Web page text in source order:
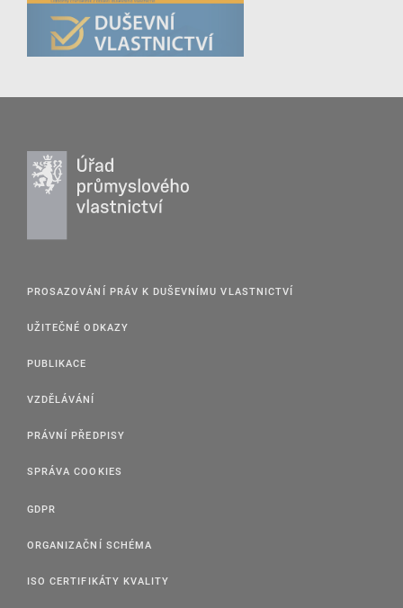
PROSAZOVÁNÍ PRÁV K DUŠEVNÍMU VLASTNICTVÍ
UŽITEČNÉ ODKAZY
PUBLIKACE
VZDĚLÁVÁNÍ
PRÁVNÍ PŘEDPISY
SPRÁVA COOKIES
GDPR
ORGANIZAČNÍ SCHÉMA
ISO CERTIFIKÁTY KVALITY